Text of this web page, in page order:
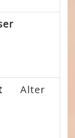
Alter